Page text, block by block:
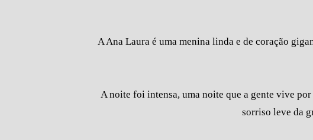
A Ana Laura é uma menina linda e de coração
A noite foi intensa, uma noite que a gente vive
sorriso leve da